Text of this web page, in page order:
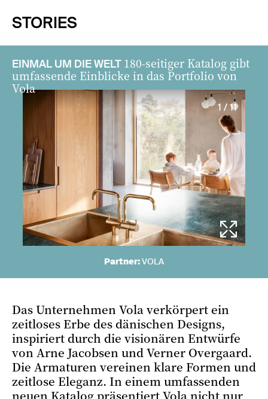
STORIES
EINMAL UM DIE WELT 180-seitiger Katalog gibt
umfassende Einblicke in das Portfolio von
Vola
1 / 11
Partner:VOLA
Das Unternehmen Vola verkörpert ein
zeitloses Erbe des dänischen Designs,
inspiriert durch die visionären Entwürfe
von Arne Jacobsen und Verner Overgaard.
Die Armaturen vereinen klare Formen und
zeitlose Eleganz. In einem umfassenden
neuen Katalog präsentiert Vola nicht nur